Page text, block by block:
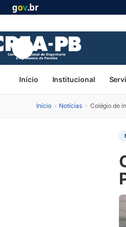
gov.br
Início Institucional
Início › Notícias › Colégio de